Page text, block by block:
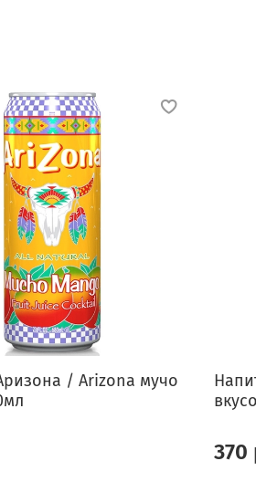
/ Arizona мучо
370